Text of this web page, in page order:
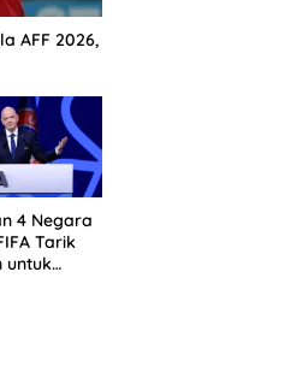
AFF 2026,
4 Negara
Tarik
untuk